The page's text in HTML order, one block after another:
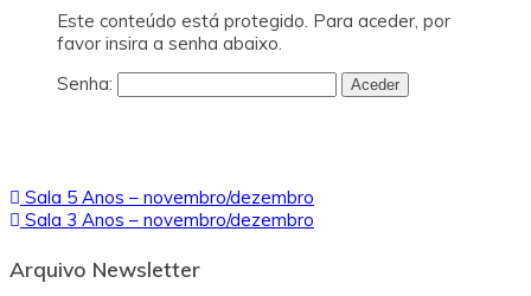
Este conteúdo está protegido. Para aceder, por
favor insira a senha abaixo.
Senha:
Navegação
de
artigos
Sala 5 Anos – novembro/dezembro
Sala 3 Anos – novembro/dezembro
Arquivo Newsletter